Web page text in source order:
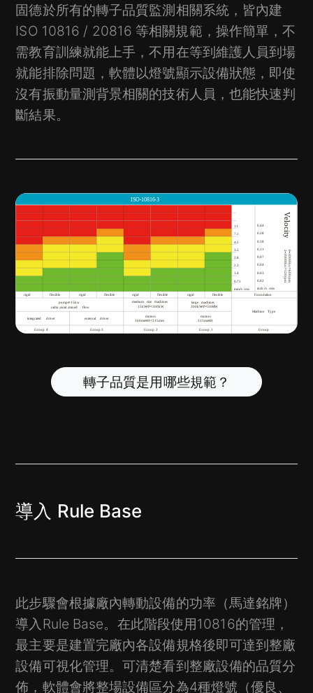
固德於所有的轉子品質監測相關系統，皆內建
ISO 10816 / 20816 等相關規範，操作簡單，不
需教育訓練就能上手，不用在等到維護人員到場
就能排除問題，軟體以燈號顯示設備狀態，即使
沒有振動量測背景相關的技術人員，也能快速判
斷結果。
轉子品質是用哪些規範？
導入 Rule Base
此步驟會根據廠內轉動設備的功率（馬達銘牌）
導入Rule Base。在此階段使用10816的管理，
最主要是建置完廠內各設備規格後即可達到整廠
設備可視化管理。可清楚看到整廠設備的品質分
佈，軟體會將整場設備區分為4種燈號（優良、